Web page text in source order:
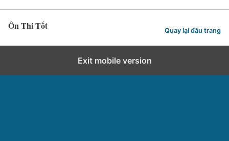
Ôn Thi Tốt Quay lại đầu trang
Exit mobile version